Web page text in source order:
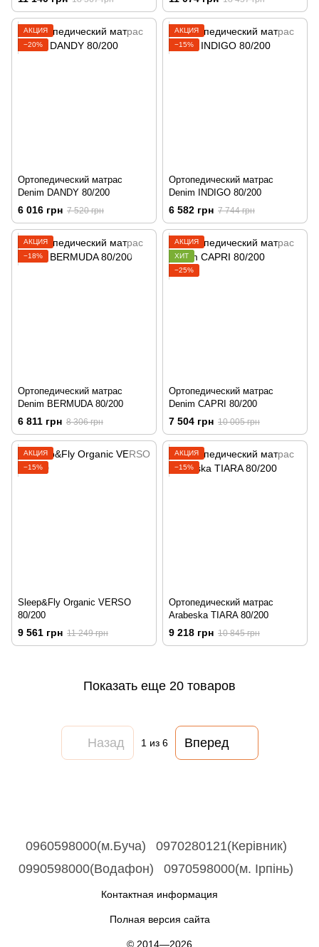
АКЦИЯ
−20%
Ортопедический матрас
Denim DANDY 80/200
6 016 грн 7 520 грн
АКЦИЯ
−15%
Ортопедический матрас
Denim INDIGO 80/200
6 582 грн 7 744 грн
АКЦИЯ
−18%
Ортопедический матрас
Denim BERMUDA 80/200
6 811 грн 8 306 грн
АКЦИЯ
ХИТ
−25%
Ортопедический матрас
Denim CAPRI 80/200
7 504 грн 10 005 грн
АКЦИЯ
−15%
Sleep&Fly Organic VERSO
80/200
9 561 грн 11 249 грн
АКЦИЯ
−15%
Ортопедический матрас
Arabeska TIARA 80/200
9 218 грн 10 845 грн
Показать еще 20 товаров
Назад 1из 6 Вперед
0960598000(м.Буча)
0970280121(Керівник)
0990598000(Водафон)
0970598000(м. Ірпінь)
Контактная информация
Полная версия сайта
© 2014—2026